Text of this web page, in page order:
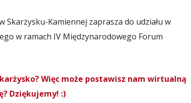
Skarżysku-Kamiennej zaprasza do udziału w
w ramach IV Międzynarodowego Forum
Więc może postawisz nam wirtualną
Dziękujemy! :)